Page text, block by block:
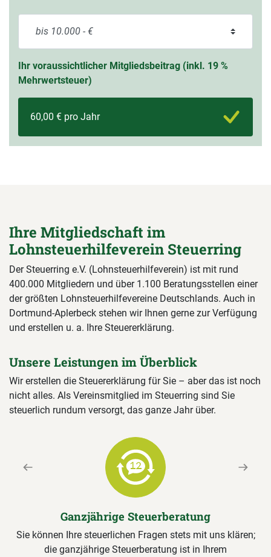
Ihr voraussichtlicher Mitgliedsbeitrag (inkl. 19 %
Mehrwertsteuer)
60,00 € pro Jahr
Ihre Mitgliedschaft im
Lohnsteuerhilfeverein Steuerring
Der Steuerring e.V. (Lohnsteuerhilfeverein) ist mit rund
400.000 Mitgliedern und über 1.100 Beratungsstellen einer
der größten Lohnsteuerhilfevereine Deutschlands. Auch in
Dortmund-Aplerbeck stehen wir Ihnen gerne zur Verfügung
und erstellen u. a. Ihre Steuererklärung.
Unsere Leistungen im Überblick
Wir erstellen die Steuererklärung für Sie – aber das ist noch
nicht alles. Als Vereinsmitglied im Steuerring sind Sie
steuerlich rundum versorgt, das ganze Jahr über.
Ganzjährige Steuerberatung
Sie können Ihre steuerlichen Fragen stets mit uns klären;
die ganzjährige Steuerberatung ist in Ihrem
Previous Next